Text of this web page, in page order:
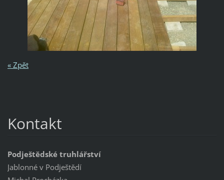
« Zpět
Kontakt
Podještědské truhlářství
Jablonné v Podještědí